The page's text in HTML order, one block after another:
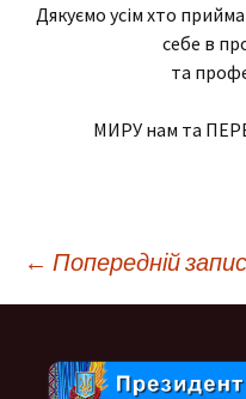
Дякуємо усім хто
себе в
та
МИРУ нам та
Навігація
по
← Попередній запис